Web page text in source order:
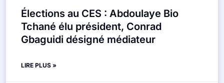
Élections au CES : Abdoulaye Bio
Tchané élu président, Conrad
Gbaguidi désigné médiateur
LIRE PLUS »